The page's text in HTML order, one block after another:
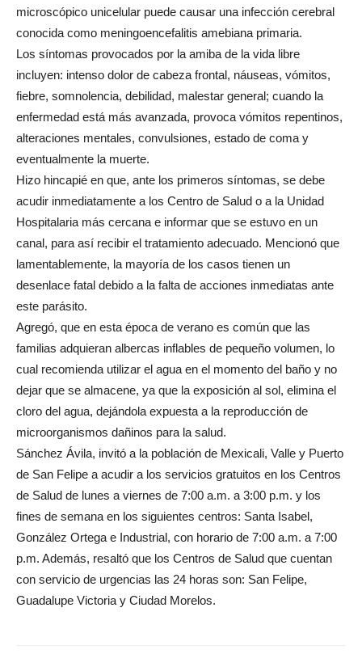
microscópico unicelular puede causar una infección cerebral
conocida como meningoencefalitis amebiana primaria.
Los síntomas provocados por la amiba de la vida libre
incluyen: intenso dolor de cabeza frontal, náuseas, vómitos,
fiebre, somnolencia, debilidad, malestar general; cuando la
enfermedad está más avanzada, provoca vómitos repentinos,
alteraciones mentales, convulsiones, estado de coma y
eventualmente la muerte.
Hizo hincapié en que, ante los primeros síntomas, se debe
acudir inmediatamente a los Centro de Salud o a la Unidad
Hospitalaria más cercana e informar que se estuvo en un
canal, para así recibir el tratamiento adecuado. Mencionó que
lamentablemente, la mayoría de los casos tienen un
desenlace fatal debido a la falta de acciones inmediatas ante
este parásito.
Agregó, que en esta época de verano es común que las
familias adquieran albercas inflables de pequeño volumen, lo
cual recomienda utilizar el agua en el momento del baño y no
dejar que se almacene, ya que la exposición al sol, elimina el
cloro del agua, dejándola expuesta a la reproducción de
microorganismos dañinos para la salud.
Sánchez Ávila, invitó a la población de Mexicali, Valle y Puerto
de San Felipe a acudir a los servicios gratuitos en los Centros
de Salud de lunes a viernes de 7:00 a.m. a 3:00 p.m. y los
fines de semana en los siguientes centros: Santa Isabel,
González Ortega e Industrial, con horario de 7:00 a.m. a 7:00
p.m. Además, resaltó que los Centros de Salud que cuentan
con servicio de urgencias las 24 horas son: San Felipe,
Guadalupe Victoria y Ciudad Morelos.